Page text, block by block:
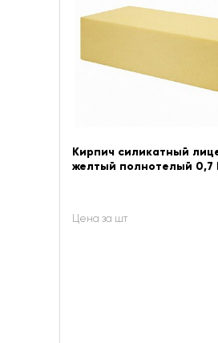
Кирпич силикатный
желтый полнотелый 0,7
Цена за шт